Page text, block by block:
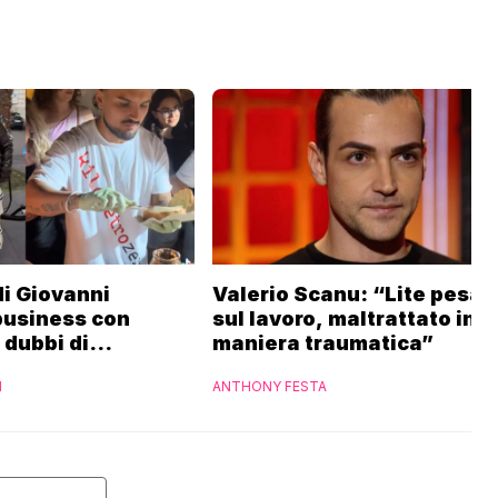
Giovanni
con
dubbi di
Valerio Scanu: “Lite
sul lavoro, maltrattato in
maniera traumatica”
ANTHONY FESTA